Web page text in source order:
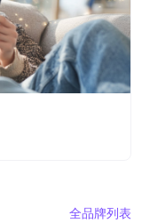
全品牌列表